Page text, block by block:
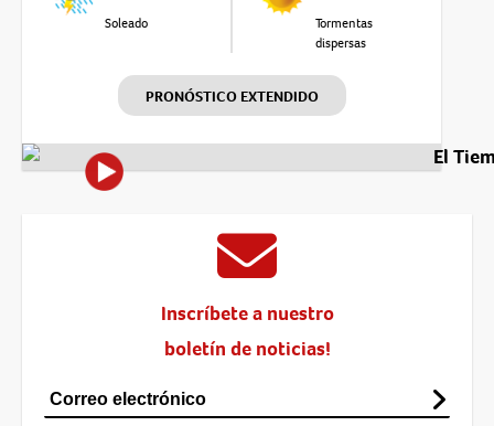
Soleado
Tormentas
dispersas
PRONÓSTICO EXTENDIDO
El
Inscríbete a nuestro
boletín de noticias!